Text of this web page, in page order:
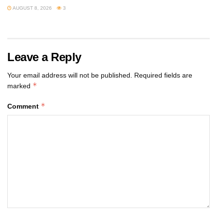
AUGUST 8, 2026 3
Leave a Reply
Your email address will not be published. Required fields are
marked *
Comment *